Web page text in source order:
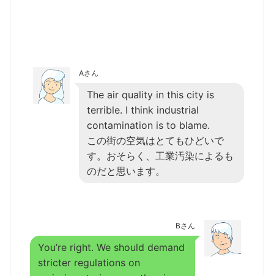
Aさん
The air quality in this city is
terrible. I think industrial
contamination is to blame.
この街の空気はとてもひどいで
す。おそらく、工業汚染によるも
のだと思います。
Bさん
You’re right. We should demand
stricter regulations on